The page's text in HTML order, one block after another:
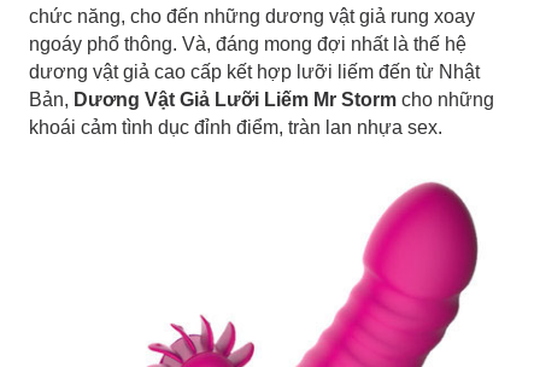
chức năng, cho đến những dương vật giả rung xoay
ngoáy phổ thông. Và, đáng mong đợi nhất là thế hệ
dương vật giả cao cấp kết hợp lưỡi liếm đến từ Nhật
Bản, Dương Vật Giả Lưỡi Liếm Mr Storm cho những
khoái cảm tình dục đỉnh điểm, tràn lan nhựa sex.